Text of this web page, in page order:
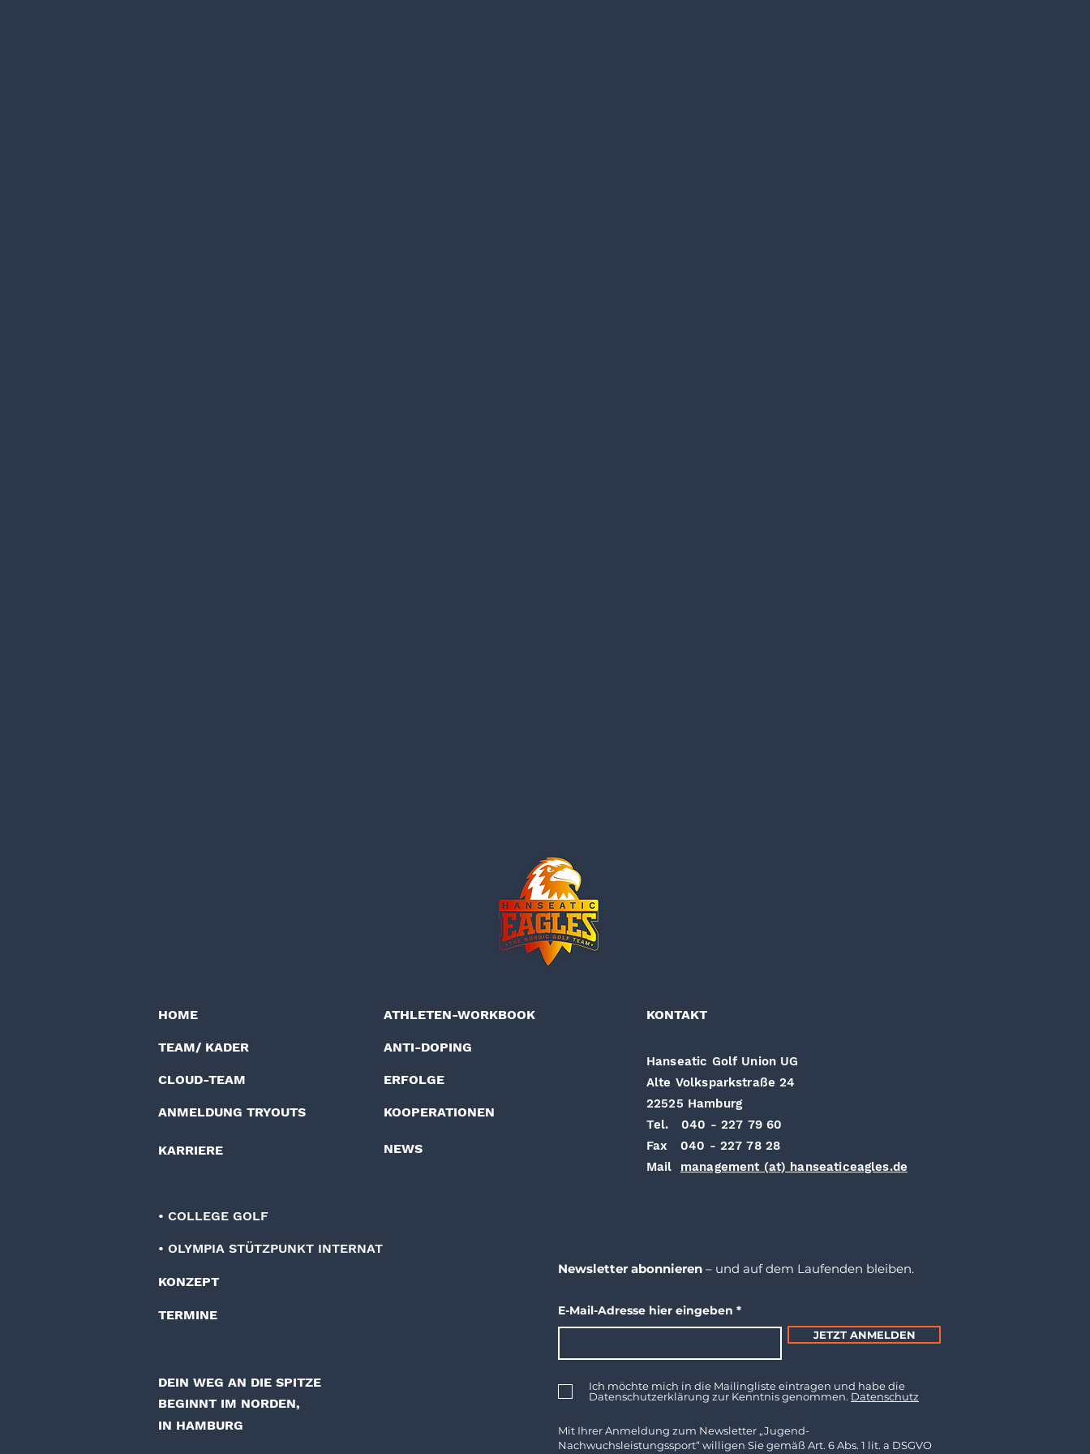
HOME
TEAM/ KADER
CLOUD-TEAM
ANMELDUNG TRYOUTS
KARRIERE
ATHLETEN-WORKBOOK
ANTI-DOPING
ERFOLGE
KOOPERATIONEN
NEWS
KONTAKT
Hanseatic Golf Union UG
Alte Volksparkstraße 24
22525 Hamburg
Tel. 040 - 227 79 60
Fax 040 - 227 78 28
Mail management (at) hanseaticeagles.de
• COLLEGE GOLF
• OLYMPIA STÜTZPUNKT INTERNAT
KONZEPT
TERMINE
DEIN WEG AN DIE SPITZE
BEGINNT IM NORDEN,
IN HAMBURG
Newsletter abonnieren – und auf dem Laufenden bleiben.
E-Mail-Adresse hier eingeben
JETZT ANMELDEN
Ich möchte mich in die Mailingliste eintragen und habe die
Datenschutzerklärung zur Kenntnis genommen. Datenschutz
Mit Ihrer Anmeldung zum Newsletter „Jugend-
Nachwuchsleistungssport“ willigen Sie gemäß Art. 6 Abs. 1 lit. a DSGVO